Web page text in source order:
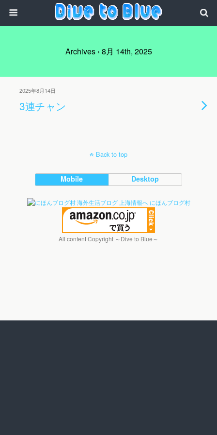
Archives › 8月 14th, 2025
2025年8月14日
3連チャン
Back to top
Mobile Desktop
にほんブログ村
All content Copyright ～Dive to Blue～